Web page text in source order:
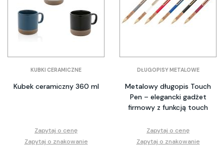
KUBKI CERAMICZNE
Kubek ceramiczny 360 ml
Zapytaj o cenę
Zapytaj o znakowanie
DŁUGOPISY METALOWE
Metalowy długopis Touch
Pen – elegancki gadżet
firmowy z funkcją touch
Zapytaj o cenę
Zapytaj o znakowanie